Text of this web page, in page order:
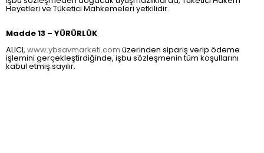
Heyetleri ve Tüketici Mahkemeleri yetkilidir.
Madde 13 – YÜRÜRLÜK
ALICI, www.ybsavmarketi.com üzerinden sipariş verip ödeme
işlemini gerçekleştirdiğinde, işbu sözleşmenin tüm koşullarını
kabul etmiş sayılır.